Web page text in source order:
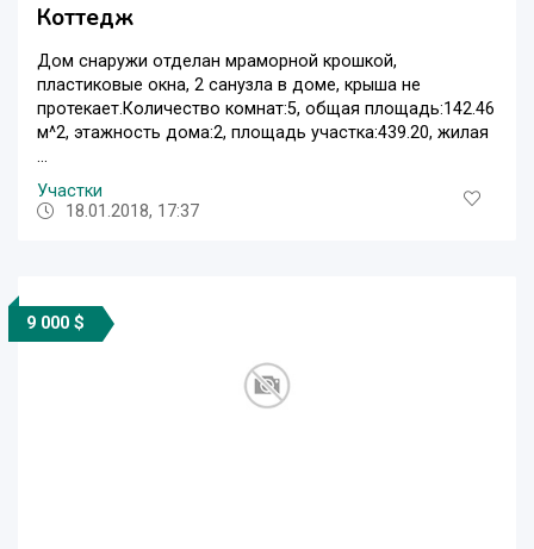
Коттедж
Дом снаружи отделан мраморной крошкой,
пластиковые окна, 2 санузла в доме, крыша не
протекает.Количество комнат:5, общая площадь:142.46
м^2, этажность дома:2, площадь участка:439.20, жилая
...
Участки
18.01.2018, 17:37
9 000 $